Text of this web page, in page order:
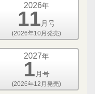
2026年
11 月号
(2026年10月発売)
2027年
1 月号
(2026年12月発売)